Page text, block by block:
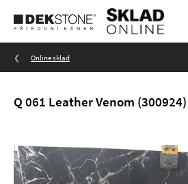
Online sklad
Q 061 Leather Venom (300924)